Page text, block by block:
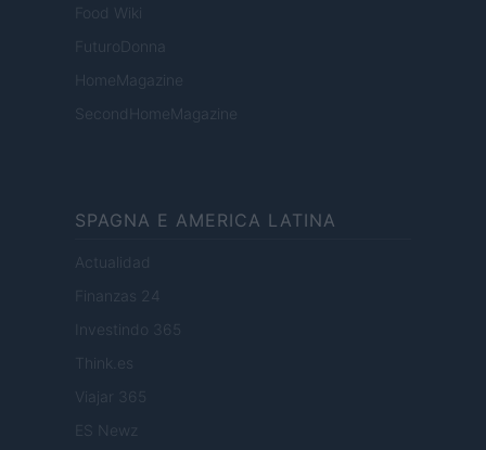
Food Wiki
FuturoDonna
HomeMagazine
SecondHomeMagazine
SPAGNA E AMERICA LATINA
Actualidad
Finanzas 24
Investindo 365
Think.es
Viajar 365
ES Newz